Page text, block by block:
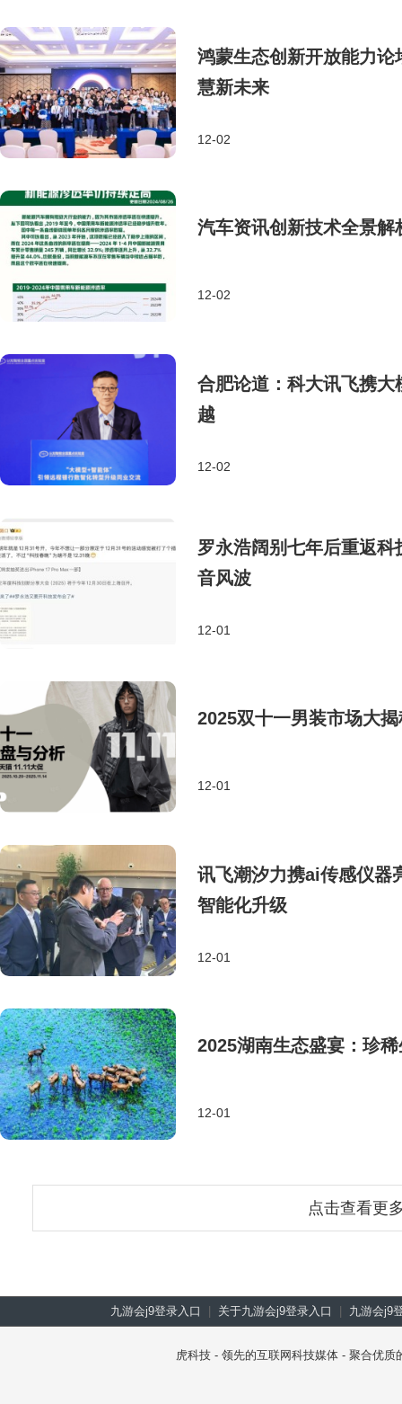
鸿蒙生态创新开放能力
慧新未来
12-02
汽车资讯创新技术全景
12-02
合肥论道：科大讯飞携
越
12-02
罗永浩阔别七年后重返
音风波
12-01
2025双十一男装市场大
12-01
讯飞潮汐力携ai传感仪器
智能化升级
12-01
2025湖南生态盛宴：珍
12-01
点击查看更
九游会j9登录入口 关于九游会j9登录入口 九游会j9
虎科技 - 领先的互联网科技媒体 - 聚合优